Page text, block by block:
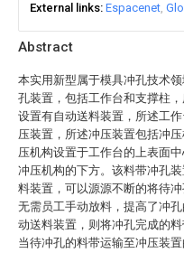
Abstract
本实用新型属于模具冲孔技术
孔装置，包括工作台和支撑柱
设置有自动送料装置，所述工
压装置，所述冲压装置包括冲
压机构设置于工作台的上表面
冲压机构的下方。该料带冲孔
料装置，可以源源不断的将待
无需员工手动放料，提高了冲
动送料装置，则将冲孔完成的
当待冲孔的料带运输至冲压装
External links Espacenet